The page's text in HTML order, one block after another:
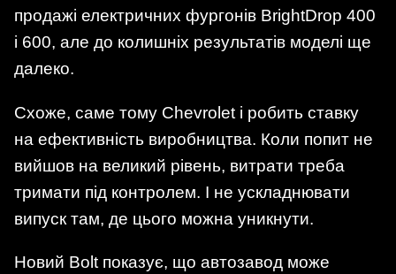
продажі електричних фургонів BrightDrop 400
і 600, але до колишніх результатів моделі ще
далеко.
Схоже, саме тому Chevrolet і робить ставку
на ефективність виробництва. Коли попит не
вийшов на великий рівень, витрати треба
тримати під контролем. І не ускладнювати
випуск там, де цього можна уникнути.
Новий Bolt показує, що автозавод може